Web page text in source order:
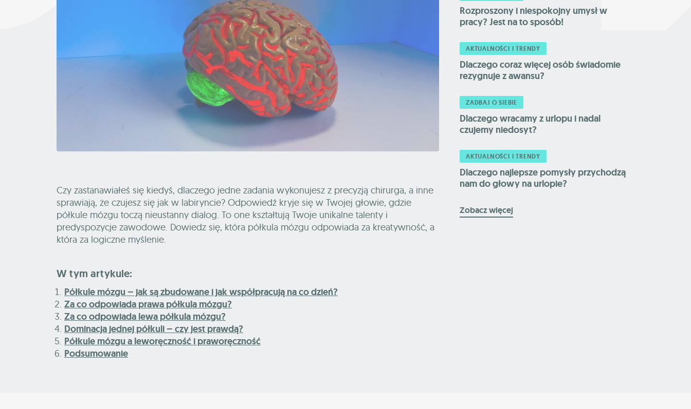
Czy zastanawiałeś się kiedyś, dlaczego jedne zadania wykonujesz z precyzją chirurga, a inne
sprawiają, że czujesz się jak w labiryncie? Odpowiedź kryje się w Twojej głowie, gdzie
półkule mózgu toczą nieustanny dialog. To one kształtują Twoje unikalne talenty i
predyspozycje zawodowe. Dowiedz się, która półkula mózgu odpowiada za kreatywność, a
która za logiczne myślenie.
W tym artykule:
Półkule mózgu – jak są zbudowane i jak współpracują na co dzień?
Za co odpowiada prawa półkula mózgu?
Za co odpowiada lewa półkula mózgu?
Dominacja jednej półkuli – czy jest prawdą?
Półkule mózgu a leworęczność i praworęczność
Podsumowanie
Rozproszony i niespokojny umysł w
pracy? Jest na to sposób!
AKTUALNOŚCI I TRENDY
Dlaczego coraz więcej osób świadomie
rezygnuje z awansu?
ZADBAJ O SIEBIE
Dlaczego wracamy z urlopu i nadal
czujemy niedosyt?
AKTUALNOŚCI I TRENDY
Dlaczego najlepsze pomysły przychodzą
nam do głowy na urlopie?
Zobacz więcej